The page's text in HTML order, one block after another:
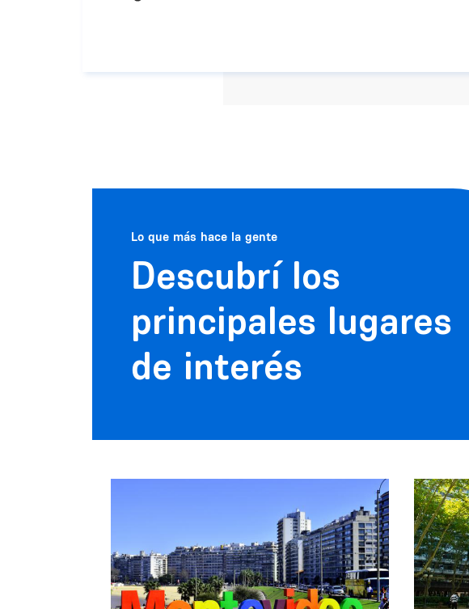
Lo que más hace la gente
Descubrí los
principales lugares
de interés